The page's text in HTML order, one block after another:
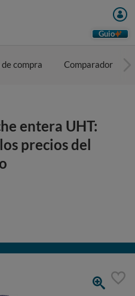
Guio
compra Comparador
entera UHT:
precios del